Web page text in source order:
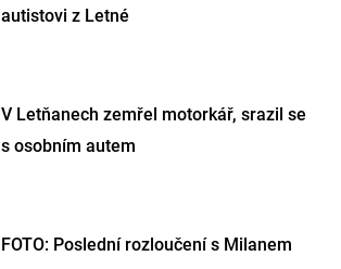
autistovi z Letné
V Letňanech zemřel motorkář, srazil se
s osobním autem
FOTO: Poslední rozloučení s Milanem